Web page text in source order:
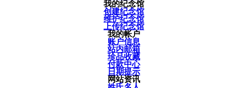
我的纪念馆
创建纪念馆
维护纪念馆
上传纪念馆
我的帐户
账户信息
站内邮箱
珍品收藏
付款中心
日期提示
网站资讯